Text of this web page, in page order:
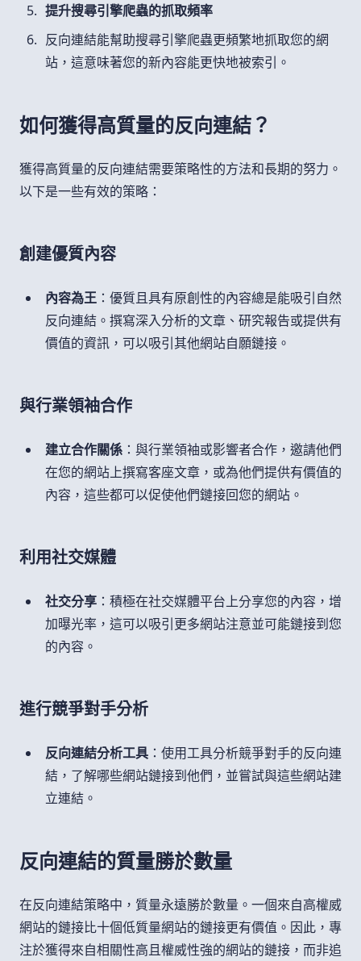
提升搜尋引擎爬蟲的抓取頻率
反向連結能幫助搜尋引擎爬蟲更頻繁地抓取您的網
站，這意味著您的新內容能更快地被索引。
如何獲得高質量的反向連結？
獲得高質量的反向連結需要策略性的方法和長期的努力。
以下是一些有效的策略：
創建優質內容
內容為王 ：優質且具有原創性的內容總是能吸引自然
反向連結。撰寫深入分析的文章、研究報告或提供有
價值的資訊，可以吸引其他網站自願鏈接。
與行業領袖合作
建立合作關係 ：與行業領袖或影響者合作，邀請他們
在您的網站上撰寫客座文章，或為他們提供有價值的
內容，這些都可以促使他們鏈接回您的網站。
利用社交媒體
社交分享 ：積極在社交媒體平台上分享您的內容，增
加曝光率，這可以吸引更多網站注意並可能鏈接到您
的內容。
進行競爭對手分析
反向連結分析工具 ：使用工具分析競爭對手的反向連
結，了解哪些網站鏈接到他們，並嘗試與這些網站建
立連結。
反向連結的質量勝於數量
在反向連結策略中，質量永遠勝於數量。一個來自高權威
網站的鏈接比十個低質量網站的鏈接更有價值。因此，專
注於獲得來自相關性高且權威性強的網站的鏈接，而非追